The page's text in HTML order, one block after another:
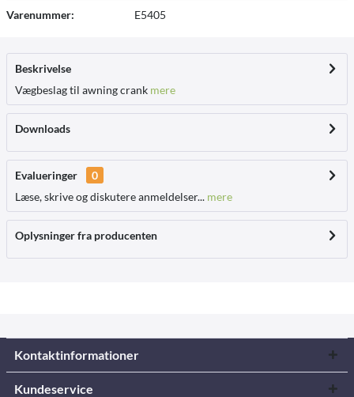
Varenummer: E5405
Beskrivelse
Vægbeslag til awning crank mere
Downloads
Evalueringer
0
Læse, skrive og diskutere anmeldelser... mere
Oplysninger fra producenten
Kontaktinformationer
Kundeservice